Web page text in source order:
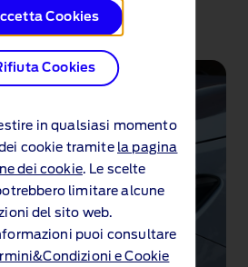
Cookies
Cookies
in qualsiasi momento
cookie tramite la pagina
dei cookie. Le scelte
limitare alcune
del sito web.
puoi consultare
e Cookie